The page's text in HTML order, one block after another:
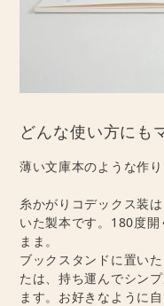
どんな使い方にも
薄い文庫本のような作
糸かがりコデックス装
いた製本です。180度
まま。
ブックスタンドに置い
たは、持ち運んでシン
ます。お好きなように